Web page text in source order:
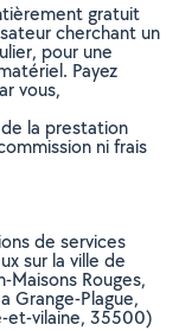
gratuit
cherchant un
pour une
Payez
vous,
la prestation
ni frais
de services
sur la ville de
Maisons Rouges,
Grange-Plague,
et-vilaine, 35500)